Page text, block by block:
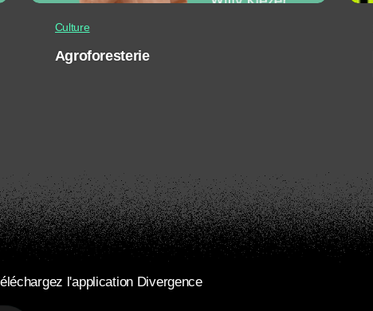
Culture
Agroforesterie
l'application Divergence